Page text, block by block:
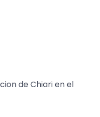
de Chiari en el